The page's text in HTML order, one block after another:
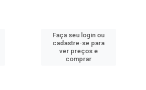
Faça seu login ou
cadastre-se para
ver preços e
comprar